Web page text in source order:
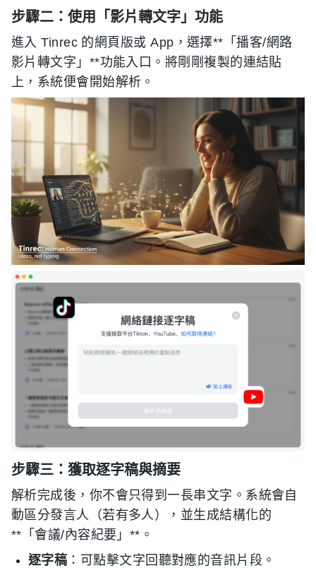
步驟二：使用「影片轉文字」功能
進入 Tinrec 的網頁版或 App，選擇**「播客/網路
影片轉文字」**功能入口。將剛剛複製的連結貼
上，系統便會開始解析。
步驟三：獲取逐字稿與摘要
解析完成後，你不會只得到一長串文字。系統會自
動區分發言人（若有多人），並生成結構化的
**「會議/內容紀要」**。
逐字稿 ：可點擊文字回聽對應的音訊片段。